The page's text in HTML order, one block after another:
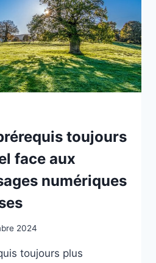
toujours
face aux
numériques
2024
toujours plus